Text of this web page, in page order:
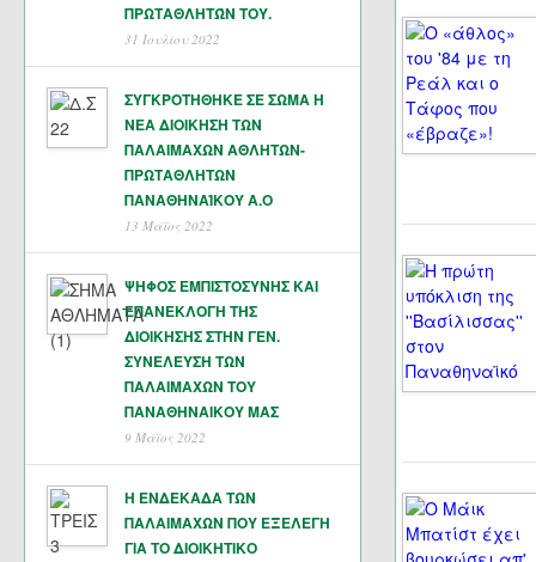
ΠΡΩΤΑΘΛΗΤΏΝ ΤΟΥ.
31 Ιουλίου 2022
ΣΥΓΚΡΟΤΗΘΗΚΕ ΣΕ ΣΩΜΑ Η
ΝΕΑ ΔΙΟΙΚΗΣΗ ΤΩΝ
ΠΑΛΑΙΜΑΧΩΝ ΑΘΛΗΤΩΝ-
ΠΡΩΤΑΘΛΗΤΩΝ
ΠΑΝΑΘΗΝΑΊΚΟΥ Α.Ο
13 Μάϊος 2022
ΨΗΦΟΣ ΕΜΠΙΣΤΟΣΥΝΗΣ ΚΑΙ
ΕΠΑΝΕΚΛΟΓΗ ΤΗΣ
ΔΙΟΙΚΗΣΗΣ ΣΤΗΝ ΓΕΝ.
ΣΥΝΕΛΕΥΣΗ ΤΩΝ
ΠΑΛΑΙΜΑΧΩΝ ΤΟΥ
ΠΑΝΑΘΗΝΑΙΚΟΥ ΜΑΣ
9 Μάϊος 2022
Η ΕΝΔΕΚΑΔΑ ΤΩΝ
ΠΑΛΑΙΜΑΧΩΝ ΠΟΥ ΕΞΕΛΕΓΗ
ΓΙΑ ΤΟ ΔΙΟΙΚΗΤΙΚΟ